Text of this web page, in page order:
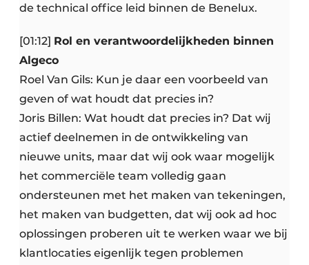
de technical office leid binnen de Benelux.
[01:12] Rol en verantwoordelijkheden binnen
Algeco
Roel Van Gils: Kun je daar een voorbeeld van
geven of wat houdt dat precies in?
Joris Billen: Wat houdt dat precies in? Dat wij
actief deelnemen in de ontwikkeling van
nieuwe units, maar dat wij ook waar mogelijk
het commerciële team volledig gaan
ondersteunen met het maken van tekeningen,
het maken van budgetten, dat wij ook ad hoc
oplossingen proberen uit te werken waar we bij
klantlocaties eigenlijk tegen problemen